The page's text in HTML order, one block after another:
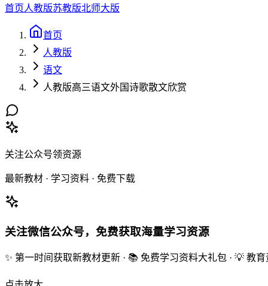
首页人教版苏教版北师大版
首页
人教版
语文
人教版高三语文外国诗歌散文欣赏
关注公众号领资源
最新教材 · 学习资料 · 免费下载
关注微信公众号，免费获取海量学习资源
✨ 第一时间获取新教材更新 · 📚 免费学习资料大礼包 · 💡 教